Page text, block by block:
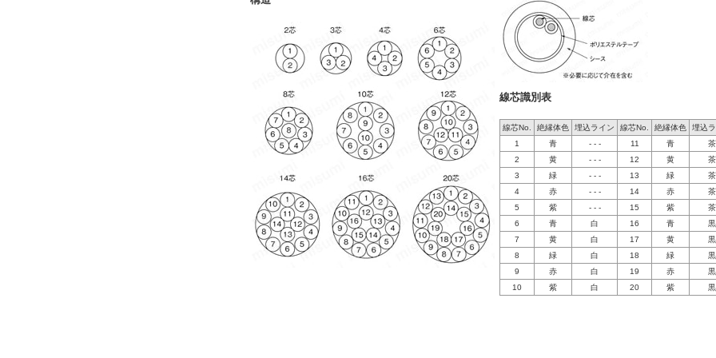
線芯識別表
線芯No. 絶縁体色 埋込ライン 線芯No. 絶縁体色
埋込
1
青 - - - 11 青
茶
2
黄 - - - 12 黄
茶
3
緑 - - - 13 緑
茶
4
赤 - - - 14 赤
茶
5
紫 - - - 15 紫
茶
6
青 白 16 青
黒
7
黄 白 17 黄
黒
8
緑 白 18 緑
黒
9
赤 白 19 赤
黒
10
紫 白 20 紫 黒